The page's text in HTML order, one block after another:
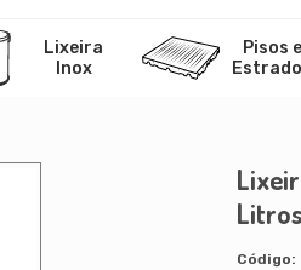
Lixeira
Inox
Pisos e